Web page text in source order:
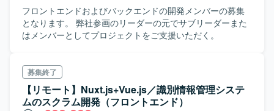
フロントエンドおよびバックエンドの開発メンバーの募集
となります。 弊社参画のリーダーの元でサブリーダーまた
はメンバーとしてプロジェクトをご支援いただく。
募集終了
【リモート】Nuxt.js+Vue.js／識別情報管理システ
ムのスクラム開発（フロントエンド）